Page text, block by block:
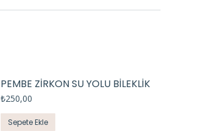
PEMBE ZİRKON SU YOLU BİLEKLİK
₺250,00
Sepete Ekle